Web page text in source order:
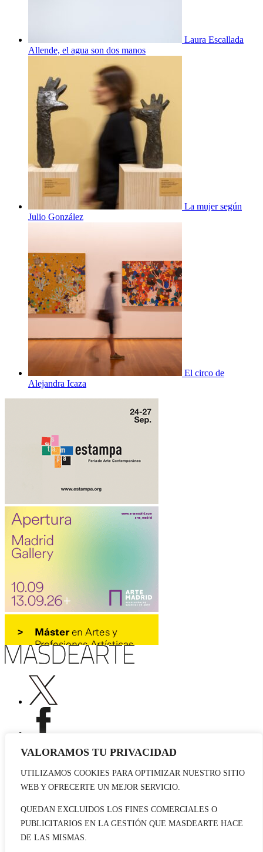
VALORAMOS TU PRIVACIDAD
UTILIZAMOS COOKIES PARA OPTIMIZAR NUESTRO SITIO
WEB Y OFRECERTE UN MEJOR SERVICIO.
QUEDAN EXCLUIDOS LOS FINES COMERCIALES O
PUBLICITARIOS EN LA GESTIÓN QUE MASDEARTE HACE
DE LAS MISMAS.
Laura Escallada
Allende, el agua son dos manos
La mujer según
Julio González
El circo de
Alejandra Icaza
Publicidad
Contacto
© 2026 masdearte. Información de exposiciones, museos y artistas